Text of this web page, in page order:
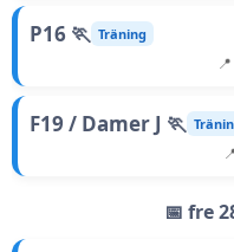
P16 🏃 Träning
F19 / Damer J 🏃
📅 fre